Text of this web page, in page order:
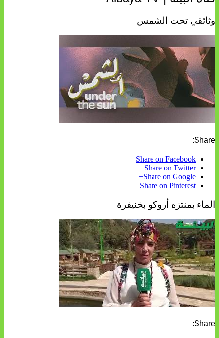
وثائقي تحت الشمس
Share:
Share on Facebook
Share on Twitter
Share on Google+
Share on Pinterest
الماء بمنتزه أروكو بخنيفرة
Share: